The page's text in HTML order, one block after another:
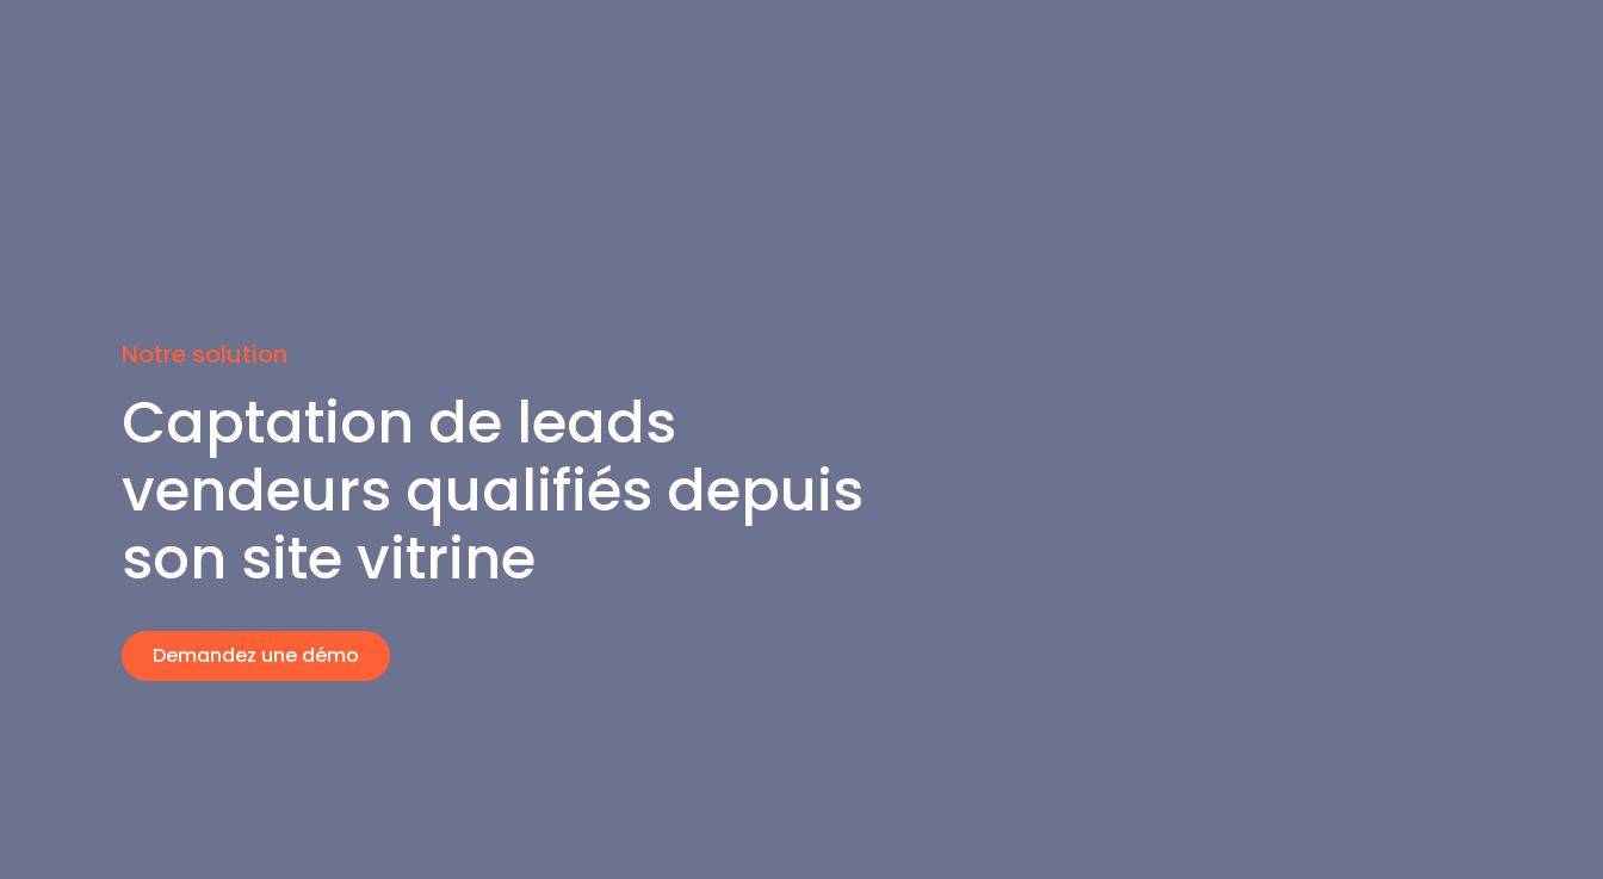
Notre solution
Captation de leads
vendeurs qualifiés depuis
son site vitrine
Demandez une démo